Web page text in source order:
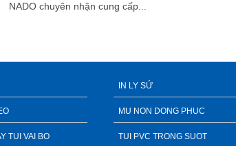
NADO chuyên nhận cung cấp...
IN LY SỨ
MU NON DONG PHUC
TUI VAI BO TUI PVC TRONG SUOT